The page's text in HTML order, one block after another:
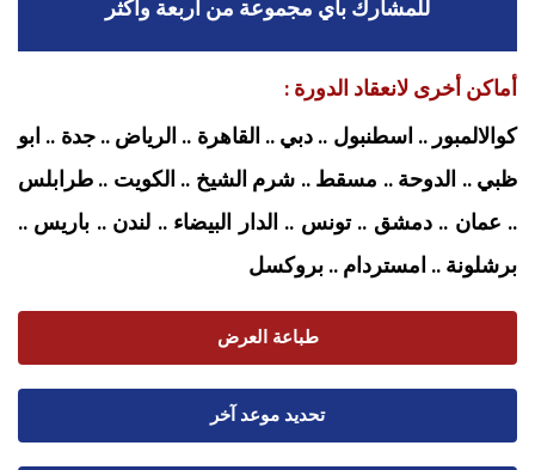
للمشارك بأي مجموعة من أربعة وأكثر
أماكن أخرى لانعقاد الدورة :
كوالالمبور .. اسطنبول .. دبي .. القاهرة .. الرياض .. جدة .. ابو
ظبي .. الدوحة .. مسقط .. شرم الشيخ .. الكويت .. طرابلس
.. عمان .. دمشق .. تونس .. الدار البيضاء .. لندن .. باريس ..
برشلونة .. امستردام .. بروكسل
طباعة العرض
تحديد موعد آخر